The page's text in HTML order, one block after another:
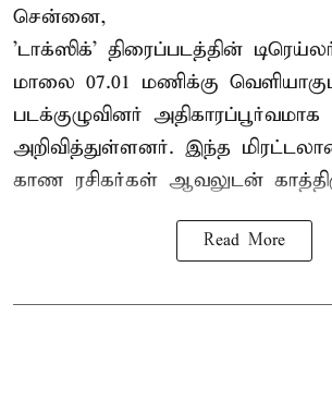
சென்னை,
'டாக்ஸிக்' திரைப்படத்தின்
மாலை 07.01 மணிக்கு
படக்குழுவினர் அதிகாரப்பூர்வமாக
அறிவித்துள்ளனர். இந்த
காண ரசிகர்கள் ஆவலுடன்
Read More